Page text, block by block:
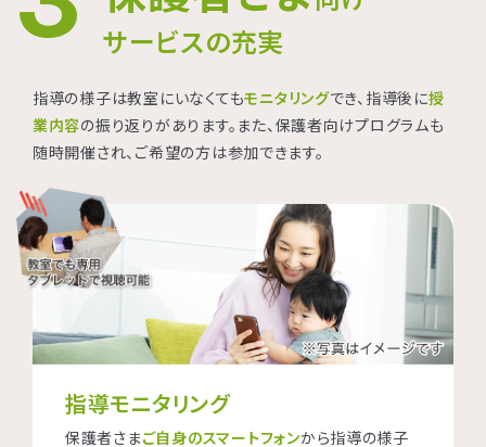
サービスの充実
指導の様子は教室にいなくてもモニタリングでき、指導後に授
業内容の振り返りがあります。また、保護者向けプログラムも
随時開催され、ご希望の方は参加できます。
指導モニタリング
保護者さまご自身のスマートフォンから指導の様子